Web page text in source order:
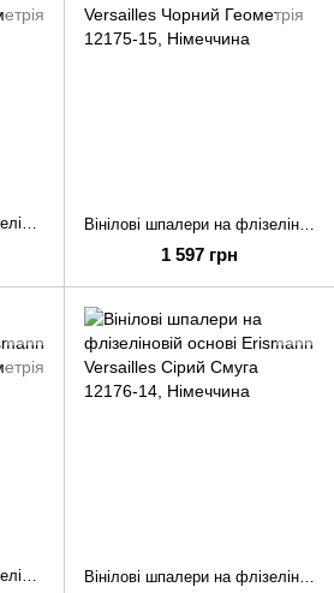
Вінілові шпалери на флізеліновій основі Erismann Versailles Бежевий Геометрія 12175-14 Вінілові шпалери на флізеліновій основі Erismann Versailles Чорний Геометрія 12175-15
1 597 грн